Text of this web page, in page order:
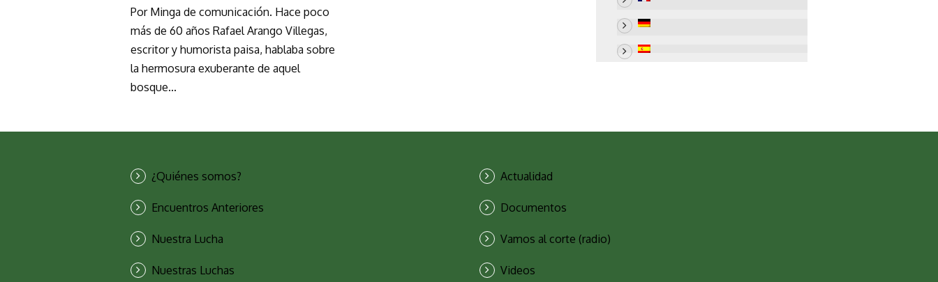
Por Minga de comunicación. Hace poco
más de 60 años Rafael Arango Villegas,
escritor y humorista paisa, hablaba sobre
la hermosura exuberante de aquel
bosque...
¿Quiénes somos?
Encuentros Anteriores
Nuestra Lucha
Nuestras Luchas
Actualidad
Documentos
Vamos al corte (radio)
Videos